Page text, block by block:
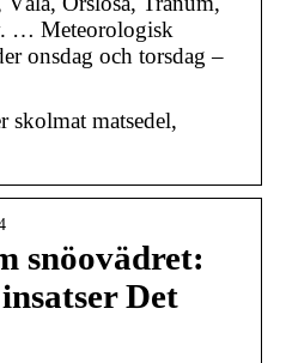
… Meteorologisk
onsdag och torsdag –
skolmat matsedel,
snöovädret:
Det